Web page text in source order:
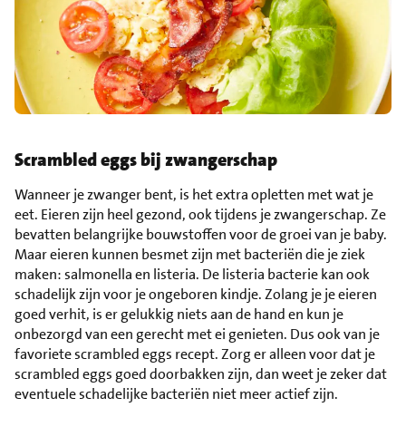
Scrambled eggs bij zwangerschap
Wanneer je zwanger bent, is het extra opletten met wat je
eet. Eieren zijn heel gezond, ook tijdens je zwangerschap. Ze
bevatten belangrijke bouwstoffen voor de groei van je baby.
Maar eieren kunnen besmet zijn met bacteriën die je ziek
maken: salmonella en listeria. De listeria bacterie kan ook
schadelijk zijn voor je ongeboren kindje. Zolang je je eieren
goed verhit, is er gelukkig niets aan de hand en kun je
onbezorgd van een gerecht met ei genieten. Dus ook van je
favoriete scrambled eggs recept. Zorg er alleen voor dat je
scrambled eggs goed doorbakken zijn, dan weet je zeker dat
eventuele schadelijke bacteriën niet meer actief zijn.